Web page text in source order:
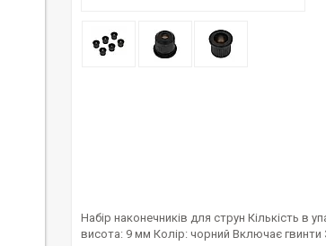
Набір наконечників для струн Кількість
висота: 9 мм Колір: чорний Включає гвинти